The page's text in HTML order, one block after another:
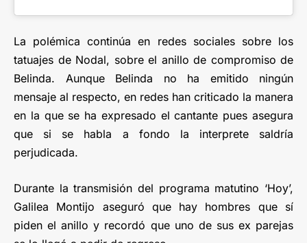
La polémica continúa en redes sociales sobre los
tatuajes de Nodal, sobre el anillo de compromiso de
Belinda. Aunque Belinda no ha emitido ningún
mensaje al respecto, en redes han criticado la manera
en la que se ha expresado el cantante pues asegura
que si se habla a fondo la interprete saldría
perjudicada.
Durante la transmisión del programa matutino ‘Hoy’,
Galilea Montijo aseguró que hay hombres que sí
piden el anillo y recordó que uno de sus ex parejas